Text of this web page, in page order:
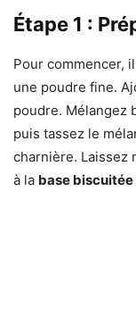
Étape 1 :
Pour commencer,
une poudre fine.
poudre. Mélangez
puis tassez le
charnière. Laissez
à la base biscuitée